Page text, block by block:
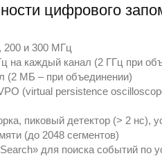
цифрового
200 и 300 МГц
на каждый канал (2 ГГц при
(2 МБ – при объединении)
(virtual persistence
пиковый детектор (> 2 нс),
(до 2048 сегментов)
для поиска событий по